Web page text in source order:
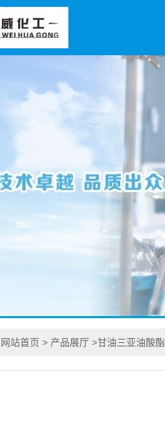
网站首页 > 产品展厅 >甘油三亚油酸酯